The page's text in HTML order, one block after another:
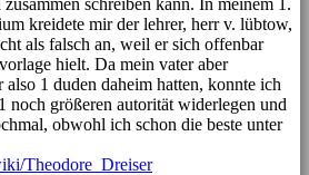
kreidete mir der lehrer, herr v. lübtow,
als falsch an, weil er sich offenbar
hielt. Da mein vater aber
1 duden daheim hatten, konnte ich
noch größeren autorität widerlegen und
obwohl ich schon die beste unter
Theodore_Dreiser